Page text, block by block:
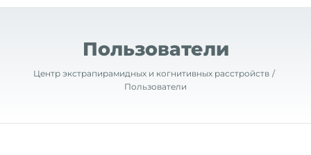
Пользователи
Центр экстрапирамидных и когнитивных расстройств
Пользователи